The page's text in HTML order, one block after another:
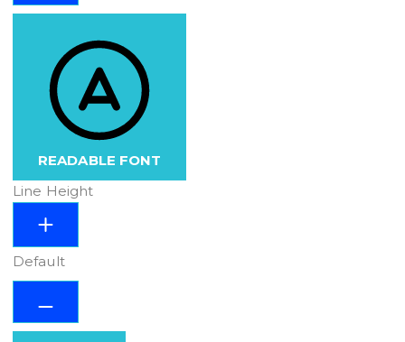
READABLE FONT
Line Height
Default